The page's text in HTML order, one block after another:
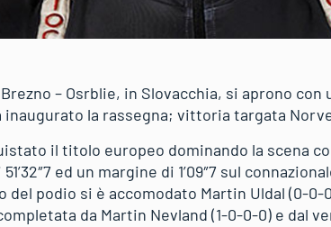
– Osrblie, in Slovacchia, si aprono
la rassegna; vittoria targata
il titolo europeo dominando la scena
ed un margine di 1’09″7 sul
podio si è accomodato Martin Uldal (0-0-
da Martin Nevland (1-0-0-0) e dal